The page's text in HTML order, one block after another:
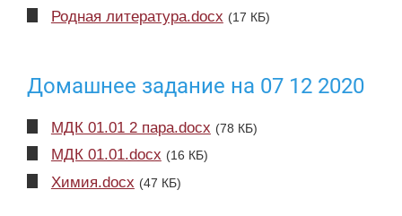
Родная литература.docx (17 КБ)
Домашнее задание на 07 12 2020
МДК 01.01 2 пара.docx (78 КБ)
МДК 01.01.docx (16 КБ)
Химия.docx (47 КБ)